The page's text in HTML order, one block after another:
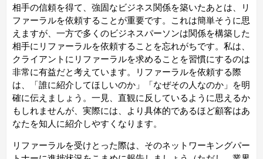
相手の信頼を得て、強固なビジネス関係を築いたあとは、リ
ファーラルを依頼することが重要です。これは簡単そうに思
えますが、一方で多くのビジネスパーソンは関係を構築した
相手にリファーラルを依頼することを忘れがちです。私は、
クライアントにリファーラルを求めることを習慣にするのは
非常に有益だと考えています。リファーラルを依頼する際
は、「誰に紹介してほしいのか」「なぜその人なのか」を明
確に伝えましょう。一見、直観に反しているように思えるか
もしれませんが、実際には、より具体的であるほど顧客はあ
なたを知人に紹介しやすくなります。
リファーラルを受けとった際は、そのネットワーキングパー